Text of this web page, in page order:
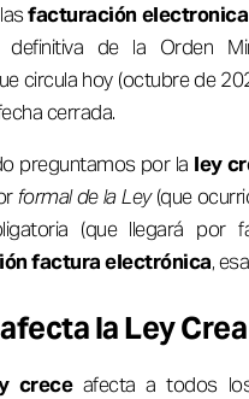
facturación
definitiva de la Orden
circula hoy (octubre de
cerrada.
preguntamos por la ley
formal de la Ley(que
(que llegará por
factura electrónica,
la Ley
creceafecta a todos